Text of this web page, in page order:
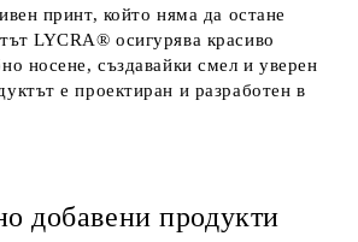
принт, който няма да остане
LYCRA® осигурява красиво
носене, създавайки смел и уверен
е проектиран и разработен в
добавени продукти